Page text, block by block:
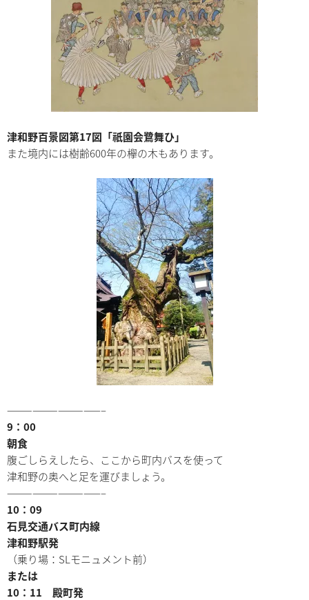
津和野百景図第17図「祇園会鷺舞ひ」
また境内には樹齢600年の欅の木もあります。
———————————–
9：00
朝食
腹ごしらえしたら、ここから町内バスを使って
津和野の奥へと足を運びましょう。
———————————–
10：09
石見交通バス町内線
津和野駅発
（乗り場：SLモニュメント前）
または
10：11 殿町発